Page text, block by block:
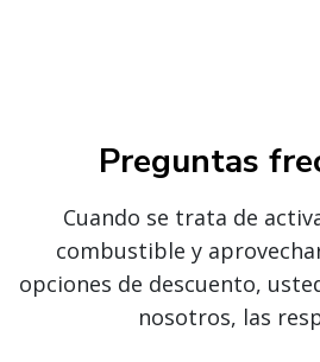
Preguntas
Cuando se trata de
combustible y
opciones de descuento,
nosotros, las